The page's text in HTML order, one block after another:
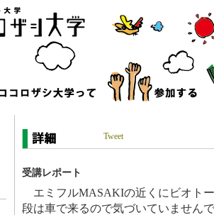
Tweet
受講レポート
エミフルMASAKIの近くにビオト
段は車で来るので気づいていません